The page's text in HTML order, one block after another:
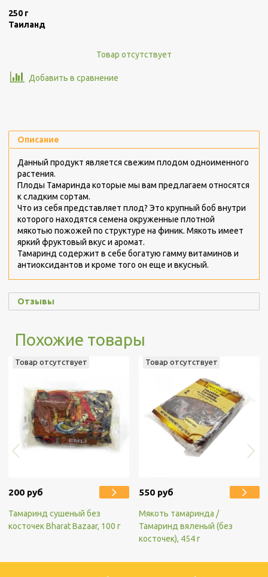
250 г
Таиланд
Товар отсутствует
Добавить в сравнение
Описание
Данный продукт является свежим плодом одноименного
растения.
Плоды Тамаринда которые мы вам предлагаем относятся
к сладким сортам.
Что из себя представляет плод? Это крупный боб внутри
которого находятся семена окруженные плотной
мякотью пожожей по структуре на финик. Мякоть имеет
яркий фруктовый вкус и аромат.
Тамаринд содержит в себе богатую гамму витаминов и
антиоксидантов и кроме того он еще и вкусный.
Отзывы
Похожие товары
Товар отсутствует
200 руб
Тамаринд сушеный без
косточек Bharat Bazaar, 100 г
Товар отсутствует
550 руб
Мякоть тамаринда /
Тамаринд вяленый (без
косточек), 454 г